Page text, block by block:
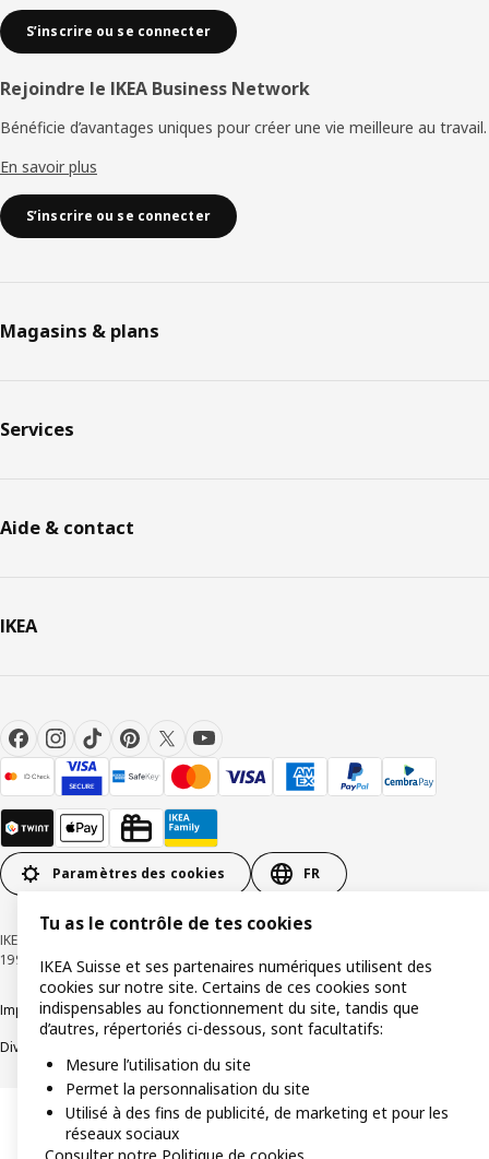
S’inscrire ou se connecter
Rejoindre le IKEA Business Network
Bénéficie d’avantages uniques pour créer une vie meilleure au travail.
En savoir plus
S’inscrire ou se connecter
Magasins & plans
Services
Aide & contact
IKEA
Paramètres des cookies FR
IKEA Suisse - Müslistrasse 16, 8957 Spreitenbach © Inter IKEA Systems B.V.
1999-2026
Impressum / Déclaration de protection des donnéesCookies
Divulgation responsable
Tu as le contrôle de tes cookies
IKEA Suisse et ses partenaires numériques utilisent des
cookies sur notre site. Certains de ces cookies sont
indispensables au fonctionnement du site, tandis que
d’autres, répertoriés ci-dessous, sont facultatifs:
Mesure l’utilisation du site
Permet la personnalisation du site
Utilisé à des fins de publicité, de marketing et pour les
réseaux sociaux